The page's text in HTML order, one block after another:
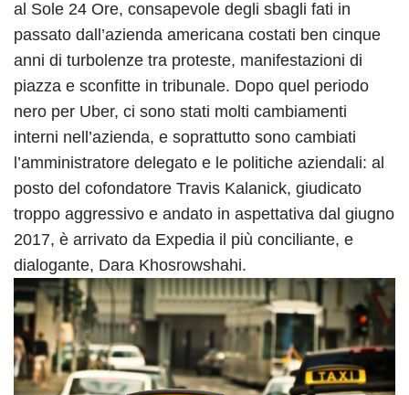
al Sole 24 Ore, consapevole degli sbagli fati in
passato dall’azienda americana costati ben cinque
anni di turbolenze tra proteste, manifestazioni di
piazza e sconfitte in tribunale. Dopo quel periodo
nero per Uber, ci sono stati molti cambiamenti
interni nell’azienda, e soprattutto sono cambiati
l’amministratore delegato e le politiche aziendali: al
posto del cofondatore Travis Kalanick, giudicato
troppo aggressivo e andato in aspettativa dal giugno
2017, è arrivato da Expedia il più conciliante, e
dialogante, Dara Khosrowshahi.